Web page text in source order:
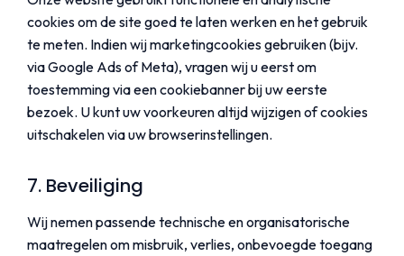
cookies om de site goed te laten werken en het gebruik
te meten. Indien wij marketingcookies gebruiken (bijv.
via Google Ads of Meta), vragen wij u eerst om
toestemming via een cookiebanner bij uw eerste
bezoek. U kunt uw voorkeuren altijd wijzigen of cookies
uitschakelen via uw browserinstellingen.
7. Beveiliging
Wij nemen passende technische en organisatorische
maatregelen om misbruik, verlies, onbevoegde toegang